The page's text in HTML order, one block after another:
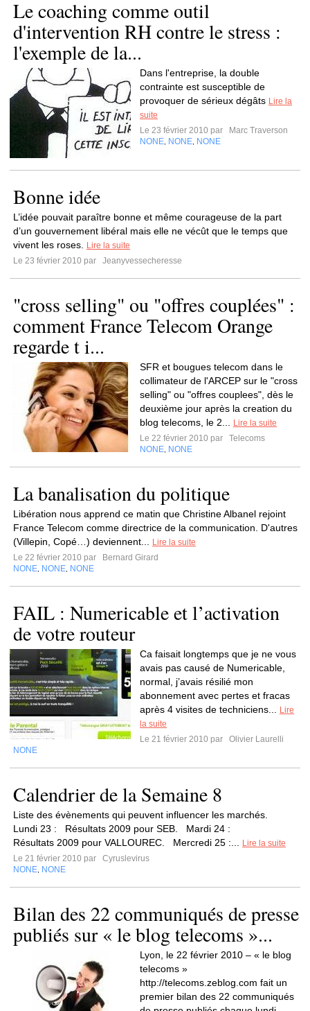
Le coaching comme outil
d'intervention RH contre le stress :
l'exemple de la...
Dans l'entreprise, la double
contrainte est susceptible de
provoquer de sérieux dégâts Lire la
suite
Le 23 février 2010 par
Marc Traverson
NONE NONE NONE
Bonne idée
L’idée pouvait paraître bonne et même courageuse de la part
d’un gouvernement libéral mais elle ne vécût que le temps que
vivent les roses.
Lire la suite
Le 23 février 2010 par
Jeanyvessecheresse
"cross selling" ou "offres couplées" :
comment France Telecom Orange
regarde t i...
SFR et bougues telecom dans le
collimateur de l'ARCEP sur le "cross
selling" ou "offres couplees", dès le
deuxième jour après la creation du
blog telecoms, le 2...
Lire la suite
Le 22 février 2010 par
Telecoms
NONE NONE
La banalisation du politique
Libération nous apprend ce matin que Christine Albanel rejoint
France Telecom comme directrice de la communication. D'autres
(Villepin, Copé…) deviennent...
Lire la suite
Le 22 février 2010 par
Bernard Girard
NONE NONE NONE
FAIL : Numericable et l’activation
de votre routeur
Ca faisait longtemps que je ne vous
avais pas causé de Numericable,
normal, j’avais résilié mon
abonnement avec pertes et fracas
après 4 visites de techniciens...
Lire
la suite
Le 21 février 2010 par
Olivier Laurelli
NONE
Calendrier de la Semaine 8
Liste des évènements qui peuvent influencer les marchés.
Lundi 23 : Résultats 2009 pour SEB. Mardi 24 :
Résultats 2009 pour VALLOUREC. Mercredi 25 :...
Lire la suite
Le 21 février 2010 par
Cyruslevirus
NONE NONE
Bilan des 22 communiqués de presse
publiés sur « le blog telecoms »...
Lyon, le 22 février 2010 – « le blog
telecoms »
http://telecoms.zeblog.com fait un
premier bilan des 22 communiqués